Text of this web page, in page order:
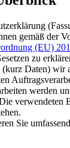
gemäß der
(EU)
zu
(kurz Daten) wir
werden
verwendeten
Sie